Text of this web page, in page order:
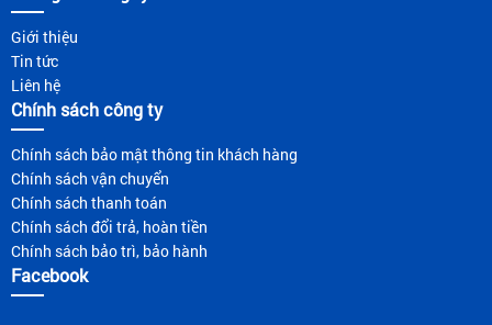
Giới thiệu
Tin tức
Liên hệ
Chính sách công ty
Chính sách bảo mật thông tin khách hàng
Chính sách vận chuyển
Chính sách thanh toán
Chính sách đổi trả, hoàn tiền
Chính sách bảo trì, bảo hành
Facebook